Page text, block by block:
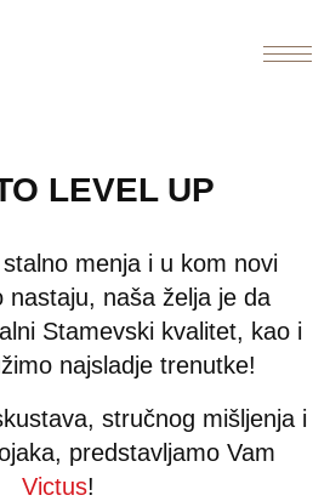
LEVEL UP
menja i u kom novi
nastaju, naša želja je da
Stamevski kvalitet, kao i
najsladje trenutke!
stručnog mišljenja i
predstavljamo Vam
Victus!